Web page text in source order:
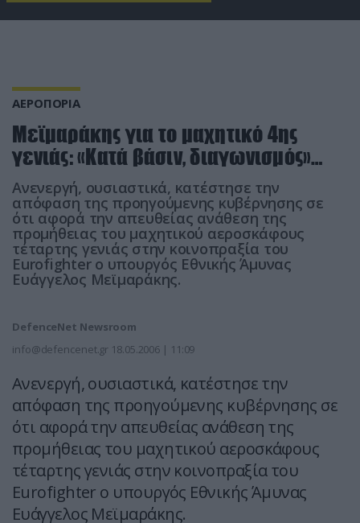
ΑΕΡΟΠΟΡΙΑ
Μεϊμαράκης για το μαχητικό 4ης
γενιάς: «Κατά βάσιν, διαγωνισμός»…
Ανενεργή, ουσιαστικά, κατέστησε την
απόφαση της προηγούμενης κυβέρνησης σε
ότι αφορά την απευθείας ανάθεση της
προμήθειας του μαχητικού αεροσκάφους
τέταρτης γενιάς στην κοινοπραξία του
Eurofighter ο υπουργός Εθνικής Άμυνας
Ευάγγελος Μεϊμαράκης.
DefenceNet Newsroom
info@defencenet.gr 18.05.2006 | 11:09
Ανενεργή, ουσιαστικά, κατέστησε την
απόφαση της προηγούμενης κυβέρνησης σε
ότι αφορά την απευθείας ανάθεση της
προμήθειας του μαχητικού αεροσκάφους
τέταρτης γενιάς στην κοινοπραξία του
Eurofighter ο υπουργός Εθνικής Άμυνας
Ευάγγελος Μεϊμαράκης.